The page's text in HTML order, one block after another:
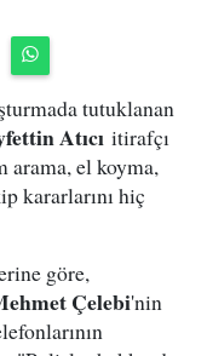
tutuklanan
Atıcı itirafçı
el koyma,
kararlarını hiç
göre,
Çelebi'nin